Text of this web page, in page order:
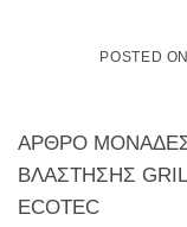
POSTED ON
ΑΡΘΡΟ
ΒΛΑΣΤΗΣΗΣ
ECOTEC